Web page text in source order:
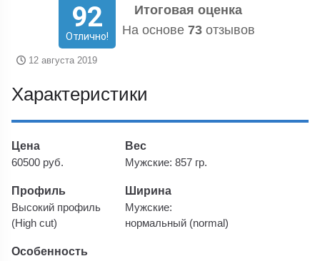
92
Отлично!
Итоговая оценка
На основе 73отзывов
12 августа 2019
Характеристики
Цена
60500 руб.
Вес
Мужские: 857 гр.
Профиль
Высокий профиль
(High cut)
Ширина
Мужские:
нормальный (normal)
Особенность